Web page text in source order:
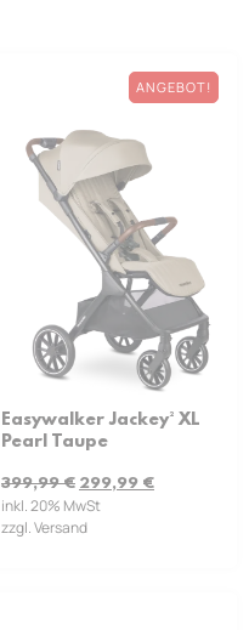
ANGEBOT!
Easywalker Jackey² XL
Pearl Taupe
399,99€ 299,99 €
inkl. 20% MwSt
zzgl. Versand